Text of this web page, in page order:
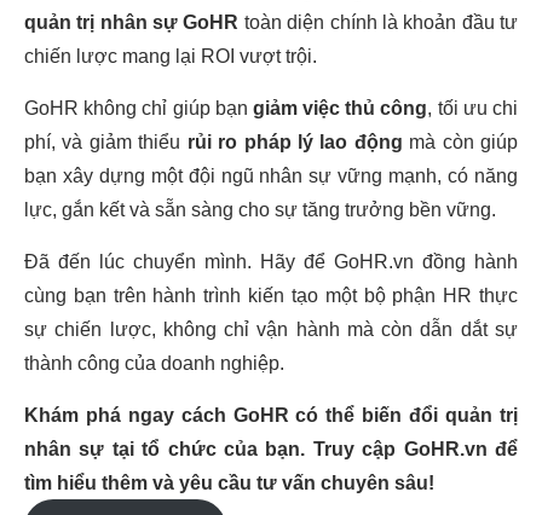
quản trị nhân sự GoHR toàn diện chính là khoản đầu tư
chiến lược mang lại ROI vượt trội.
GoHR không chỉ giúp bạn giảm việc thủ công, tối ưu chi
phí, và giảm thiểu rủi ro pháp lý lao động mà còn giúp
bạn xây dựng một đội ngũ nhân sự vững mạnh, có năng
lực, gắn kết và sẵn sàng cho sự tăng trưởng bền vững.
Đã đến lúc chuyển mình. Hãy để GoHR.vn đồng hành
cùng bạn trên hành trình kiến tạo một bộ phận HR thực
sự chiến lược, không chỉ vận hành mà còn dẫn dắt sự
thành công của doanh nghiệp.
Khám phá ngay cách GoHR có thể biến đổi quản trị
nhân sự tại tổ chức của bạn. Truy cập GoHR.vn để
tìm hiểu thêm và yêu cầu tư vấn chuyên sâu!